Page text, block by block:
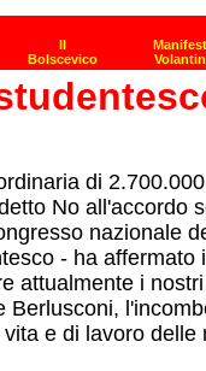
di
No all'accordo
nazionale
- ha
attualmente i
e di lavoro